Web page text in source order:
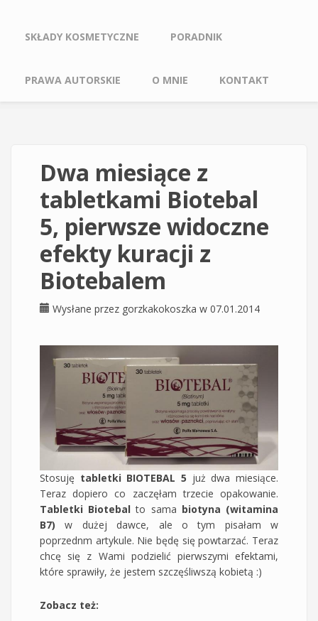
SKŁADY KOSMETYCZNE PORADNIK
PRAWA AUTORSKIE O MNIE KONTAKT
Dwa miesiące z
tabletkami Biotebal
5, pierwsze widoczne
efekty kuracji z
Biotebalem
Wysłane przez gorzkakokoszka w 07.01.2014
Stosuję tabletki BIOTEBAL 5 już dwa miesiące.
Teraz dopiero co zaczęłam trzecie opakowanie.
Tabletki Biotebal to sama biotyna (witamina
B7) w dużej dawce, ale o tym pisałam w
poprzednm artykule. Nie będę się powtarzać. Teraz
chcę się z Wami podzielić pierwszymi efektami,
które sprawiły, że jestem szczęśliwszą kobietą :)
Zobacz też: